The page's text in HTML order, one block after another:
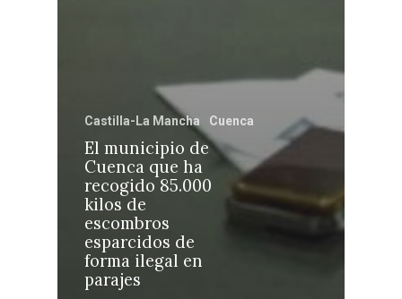
Castilla-La Mancha Cuenca
El municipio de
Cuenca que ha
recogido 85.000
kilos de
escombros
esparcidos de
forma ilegal en
parajes
Castilla-La
Toledo
Ciudad Real
Albacete
Cuenca
Sanidad
Economía
Educación